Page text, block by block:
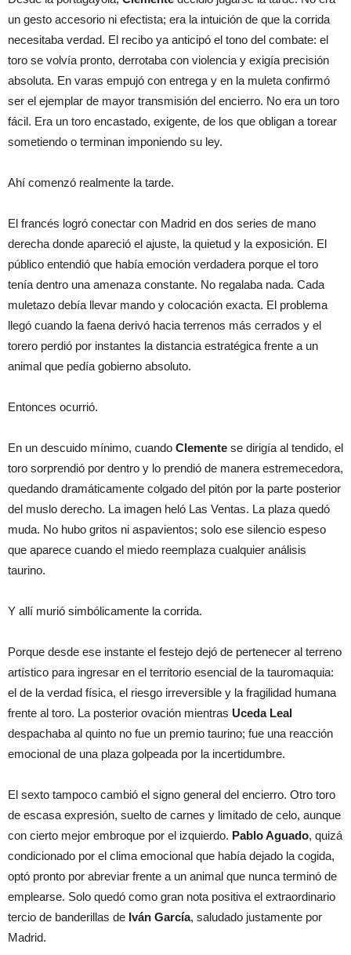
un gesto accesorio ni efectista; era la intuición de que la corrida
necesitaba verdad. El recibo ya anticipó el tono del combate: el
toro se volvía pronto, derrotaba con violencia y exigía precisión
absoluta. En varas empujó con entrega y en la muleta confirmó
ser el ejemplar de mayor transmisión del encierro. No era un toro
fácil. Era un toro encastado, exigente, de los que obligan a torear
sometiendo o terminan imponiendo su ley.
Ahí comenzó realmente la tarde.
El francés logró conectar con Madrid en dos series de mano
derecha donde apareció el ajuste, la quietud y la exposición. El
público entendió que había emoción verdadera porque el toro
tenía dentro una amenaza constante. No regalaba nada. Cada
muletazo debía llevar mando y colocación exacta. El problema
llegó cuando la faena derivó hacia terrenos más cerrados y el
torero perdió por instantes la distancia estratégica frente a un
animal que pedía gobierno absoluto.
Entonces ocurrió.
En un descuido mínimo, cuando Clemente se dirigía al tendido, el
toro sorprendió por dentro y lo prendió de manera estremecedora,
quedando dramáticamente colgado del pitón por la parte posterior
del muslo derecho. La imagen heló Las Ventas. La plaza quedó
muda. No hubo gritos ni aspavientos; solo ese silencio espeso
que aparece cuando el miedo reemplaza cualquier análisis
taurino.
Y allí murió simbólicamente la corrida.
Porque desde ese instante el festejo dejó de pertenecer al terreno
artístico para ingresar en el territorio esencial de la tauromaquia:
el de la verdad física, el riesgo irreversible y la fragilidad humana
frente al toro. La posterior ovación mientras Uceda Leal
despachaba al quinto no fue un premio taurino; fue una reacción
emocional de una plaza golpeada por la incertidumbre.
El sexto tampoco cambió el signo general del encierro. Otro toro
de escasa expresión, suelto de carnes y limitado de celo, aunque
con cierto mejor embroque por el izquierdo. Pablo Aguado, quizá
condicionado por el clima emocional que había dejado la cogida,
optó pronto por abreviar frente a un animal que nunca terminó de
emplearse. Solo quedó como gran nota positiva el extraordinario
tercio de banderillas de Iván García, saludado justamente por
Madrid.